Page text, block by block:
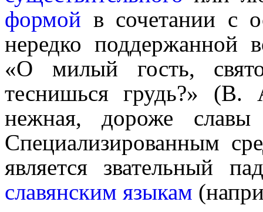
фор­мой в сочетании с
нередко поддержанной
«О милый гость,
теснишься грудь?»
нежная, дороже
Специали­зи­ро­ван­ным
является звательный
славянским языкам